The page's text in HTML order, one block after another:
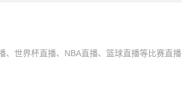
、世界杯直播、NBA直播、篮球直播等比赛直播